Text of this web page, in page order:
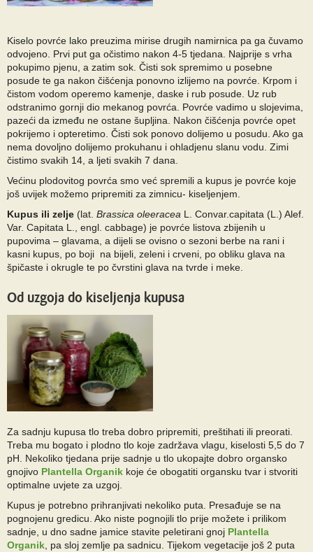
Kiselo povrće lako preuzima mirise drugih namirnica pa ga čuvamo
odvojeno. Prvi put ga očistimo nakon 4-5 tjedana. Najprije s vrha
pokupimo pjenu, a zatim sok. Čisti sok spremimo u posebne
posude te ga nakon čišćenja ponovno izlijemo na povrće. Krpom i
čistom vodom operemo kamenje, daske i rub posude. Uz rub
odstranimo gornji dio mekanog povrća. Povrće vadimo u slojevima,
pazeći da između ne ostane šupljina. Nakon čišćenja povrće opet
pokrijemo i opteretimo. Čisti sok ponovo dolijemo u posudu. Ako ga
nema dovoljno dolijemo prokuhanu i ohladjenu slanu vodu. Zimi
čistimo svakih 14, a ljeti svakih 7 dana.
Većinu plodovitog povrća smo već spremili a kupus je povrće koje
još uvijek možemo pripremiti za zimnicu- kiseljenjem.
Kupus ili zelje (lat. Brassica oleeracea L. Convar.capitata (L.) Alef.
Var. Capitata L., engl. cabbage) je povrće listova zbijenih u
pupovima – glavama, a dijeli se ovisno o sezoni berbe na rani i
kasni kupus, po boji na bijeli, zeleni i crveni, po obliku glava na
špičaste i okrugle te po čvrstini glava na tvrde i meke.
Od uzgoja do kiseljenja kupusa
Za sadnju kupusa tlo treba dobro pripremiti, preštihati ili preorati.
Treba mu bogato i plodno tlo koje zadržava vlagu, kiselosti 5,5 do 7
pH. Nekoliko tjedana prije sadnje u tlo ukopajte dobro organsko
gnojivo Plantella Organik koje će obogatiti organsku tvar i stvoriti
optimalne uvjete za uzgoj.
Kupus je potrebno prihranjivati nekoliko puta. Presađuje se na
pognojenu gredicu. Ako niste pognojili tlo prije možete i prilikom
sadnje, u dno sadne jamice stavite peletirani gnoj Plantella
Organik , pa sloj zemlje pa sadnicu. Tijekom vegetacije još 2 puta